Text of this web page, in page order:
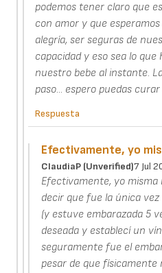
podemos tener claro que
con amor y que
alegría, ser seguras de
capacidad y eso sea lo
nuestro bebe al instante.
paso... espero puedas
Respuesta
Efectivamente, yo
ClaudiaP (unverified)7 Jul
Efectivamente, yo misma
decir que fue la única
(y estuve embarazada 5
deseada y establecí un
seguramente fue el
pesar de que físicamente